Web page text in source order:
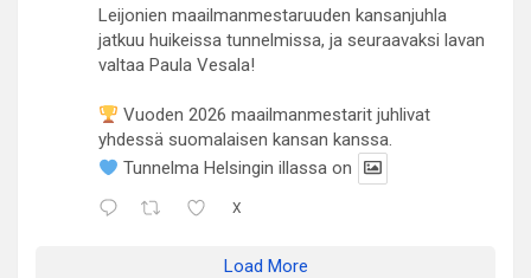
Leijonien maailmanmestaruuden kansanjuhla
jatkuu huikeissa tunnelmissa, ja seuraavaksi lavan
valtaa Paula Vesala!
Vuoden 2026 maailmanmestarit juhlivat
yhdessä suomalaisen kansan kanssa.
Tunnelma Helsingin illassa on
X
Load More